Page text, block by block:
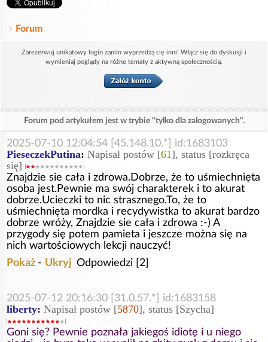
Forum
Zarezerwuj unikatowy login zanim wyprzedzą cię inni! Włącz się do dyskusji i
wymieniaj poglądy na różne tematy z aktywną społecznością.
Forum pod artykułem jest w trybie "tylko dla zalogowanych".
2025-07-10 12:04:54 [45.148.10.*] id:1683103
PieseczekPutina: Napisał postów [61], status [rozkręca
się]
Znajdzie sie cała i zdrowa.Dobrze, że to uśmiechnięta
osoba jest.Pewnie ma swój charakterek i to akurat
dobrze.Ucieczki to nic strasznego.To, że to
uśmiechnięta mordka i recydywistka to akurat bardzo
dobrze wróży, Znajdzie sie cała i zdrowa :-) A
przygody się potem pamieta i jeszcze można się na
nich wartościowych lekcji nauczyć!
Pokaż - Ukryj Odpowiedzi [2]
2025-07-12 20:16:30 [31.0.57.*] id:1683158
liberty: Napisał postów [5870], status [Szycha]
Goni się? Pewnie poznała jakiegoś idiotę i u niego